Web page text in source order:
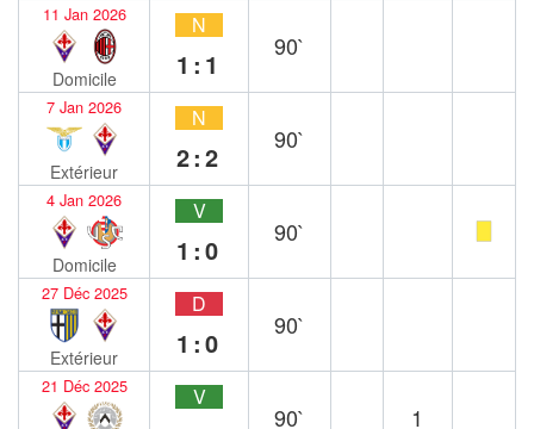
11 Jan 2026
Domicile
N
1:1
90`
7 Jan 2026
Extérieur
N
2:2
90`
4 Jan 2026
Domicile
V
1:0
90`
27 Déc 2025
Extérieur
D
1:0
90`
21 Déc 2025 V
90` 1